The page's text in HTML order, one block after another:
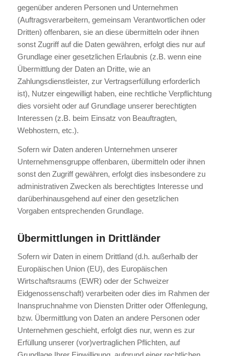
gegenüber anderen Personen und Unternehmen
(Auftragsverarbeitern, gemeinsam Verantwortlichen oder
Dritten) offenbaren, sie an diese übermitteln oder ihnen
sonst Zugriff auf die Daten gewähren, erfolgt dies nur auf
Grundlage einer gesetzlichen Erlaubnis (z.B. wenn eine
Übermittlung der Daten an Dritte, wie an
Zahlungsdienstleister, zur Vertragserfüllung erforderlich
ist), Nutzer eingewilligt haben, eine rechtliche Verpflichtung
dies vorsieht oder auf Grundlage unserer berechtigten
Interessen (z.B. beim Einsatz von Beauftragten,
Webhostern, etc.).
Sofern wir Daten anderen Unternehmen unserer
Unternehmensgruppe offenbaren, übermitteln oder ihnen
sonst den Zugriff gewähren, erfolgt dies insbesondere zu
administrativen Zwecken als berechtigtes Interesse und
darüberhinausgehend auf einer den gesetzlichen
Vorgaben entsprechenden Grundlage.
Übermittlungen in Drittländer
Sofern wir Daten in einem Drittland (d.h. außerhalb der
Europäischen Union (EU), des Europäischen
Wirtschaftsraums (EWR) oder der Schweizer
Eidgenossenschaft) verarbeiten oder dies im Rahmen der
Inanspruchnahme von Diensten Dritter oder Offenlegung,
bzw. Übermittlung von Daten an andere Personen oder
Unternehmen geschieht, erfolgt dies nur, wenn es zur
Erfüllung unserer (vor)vertraglichen Pflichten, auf